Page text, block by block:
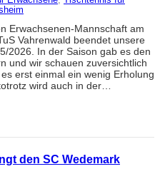
Erwachsenen-Mannschaft am
Vahrenwald beendet unsere
2026. In der Saison gab es den
und wir schauen zuversichtlich
erst einmal ein wenig Erholung
wird auch in der…
den SC Wedemark